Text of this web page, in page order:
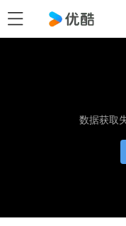
数据获取